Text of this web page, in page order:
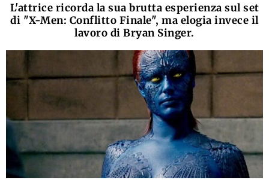
L'attrice ricorda la sua brutta esperienza sul set
di "X-Men: Conflitto Finale", ma elogia invece il
lavoro di Bryan Singer.